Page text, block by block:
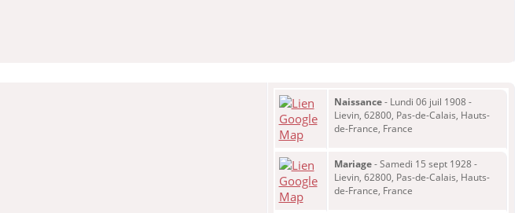
Naissance- Lundi 06 juil 1908 -
Lievin, 62800, Pas-de-Calais, Hauts-
de-France, France
Mariage- Samedi 15 sept 1928 -
Lievin, 62800, Pas-de-Calais, Hauts-
de-France, France